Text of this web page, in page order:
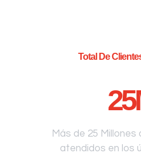
Total De
25
Más de 25
atendidos en los